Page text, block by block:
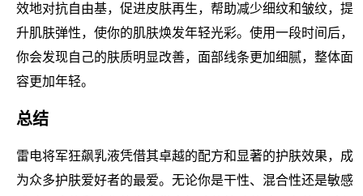
效地对抗自由基，促进皮肤再生，帮助减少细纹和皱纹，提
升肌肤弹性，使你的肌肤焕发年轻光彩。使用一段时间后，
你会发现自己的肤质明显改善，面部线条更加细腻，整体面
容更加年轻。
总结
雷电将军狂飙乳液凭借其卓越的配方和显著的护肤效果，成
为众多护肤爱好者的最爱。无论你是干性、混合性还是敏感